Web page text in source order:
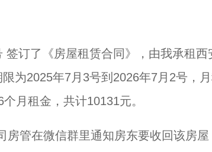
订了《房屋租赁合同》，由我承租西
为2025年7月3号到2026年7月2号，
月租金，共计10131元。
管在微信群里通知房东要收回该房屋